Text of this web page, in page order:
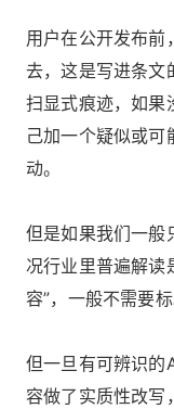
用户在公开发布前
去，这是写进条文
扫显式痕迹，如果
己加一个疑似或
动。
但是如果我们一般
况行业里普遍解读
容”，一般不需要标
但一旦有可辨识的
容做了实质性改写